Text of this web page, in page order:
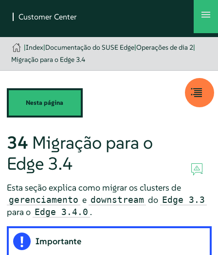
|Index|Documentação do SUSE Edge|Operações de dia 2|
Migração para o Edge 3.4
Nesta página
34 Migração para o
Edge 3.4
Esta seção explica como migrar os clusters de
gerenciamento e downstream do Edge 3.3
para o Edge 3.4.0 .
Importante